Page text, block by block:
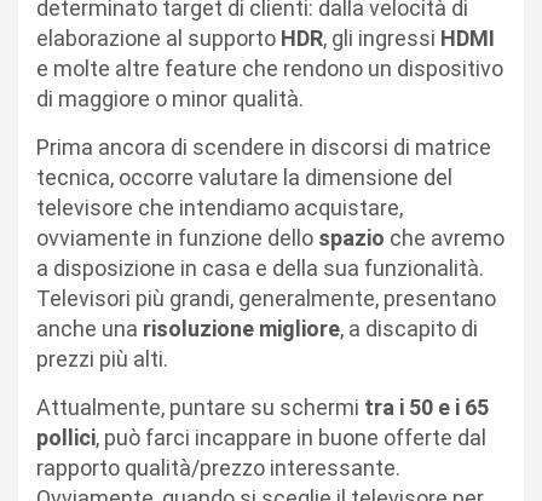
determinato target di clienti: dalla velocità di
elaborazione al supporto HDR, gli ingressi HDMI
e molte altre feature che rendono un dispositivo
di maggiore o minor qualità.
Prima ancora di scendere in discorsi di matrice
tecnica, occorre valutare la dimensione del
televisore che intendiamo acquistare,
ovviamente in funzione dello spazio che avremo
a disposizione in casa e della sua funzionalità.
Televisori più grandi, generalmente, presentano
anche una risoluzione migliore, a discapito di
prezzi più alti.
Attualmente, puntare su schermi tra i 50 e i 65
pollici, può farci incappare in buone offerte dal
rapporto qualità/prezzo interessante.